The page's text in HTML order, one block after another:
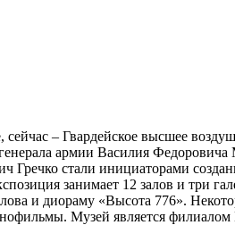
– Гвардейское высшее
армии Василия
стали инициаторами
занимает 12 залов и три
и диораму «Высота 776».
Музей является